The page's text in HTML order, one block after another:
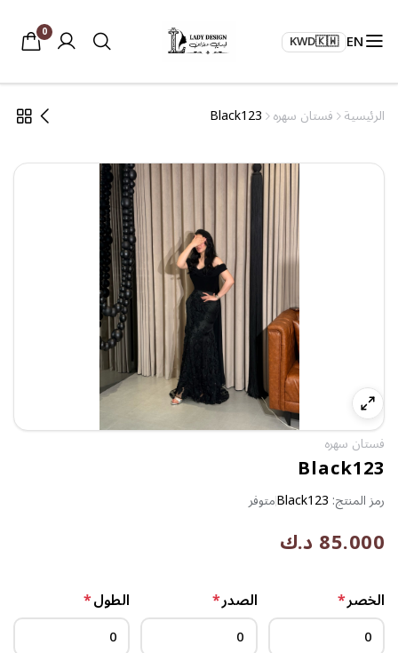
EN
🇰🇼
KWD
0
الرئيسية فستان سهره Black123
فستان سهره
Black123
رمز المنتج: Black123متوفر
85.000 د.ك
الخصر* الصدر* الطول*